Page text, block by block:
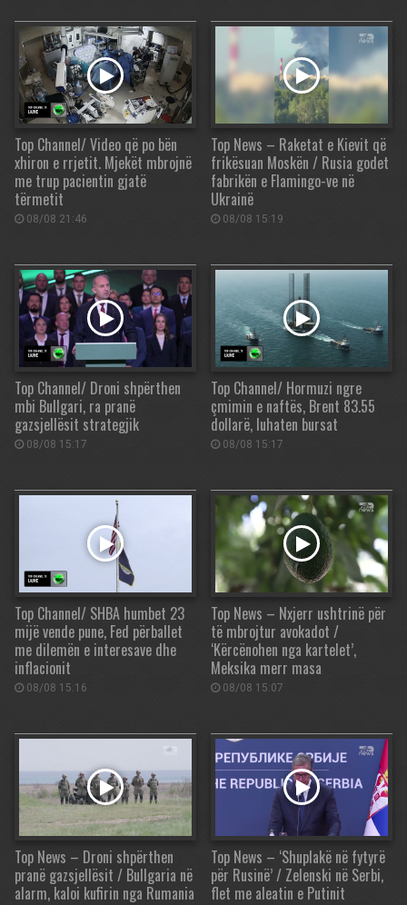
Top Channel/ Video që po bën
xhiron e rrjetit. Mjekët mbrojnë
me trup pacientin gjatë
tërmetit
08/08 21:46
Top News – Raketat e Kievit që
frikësuan Moskën / Rusia godet
fabrikën e Flamingo-ve në
Ukrainë
08/08 15:19
Top Channel/ Droni shpërthen
mbi Bullgari, ra pranë
gazsjellësit strategjik
08/08 15:17
Top Channel/ Hormuzi ngre
çmimin e naftës, Brent 83.55
dollarë, luhaten bursat
08/08 15:17
Top Channel/ SHBA humbet 23
mijë vende pune, Fed përballet
me dilemën e interesave dhe
inflacionit
08/08 15:16
Top News – Nxjerr ushtrinë për
të mbrojtur avokadot /
‘Kërcënohen nga kartelet’,
Meksika merr masa
08/08 15:07
Top News – Droni shpërthen
pranë gazsjellësit / Bullgaria në
alarm, kaloi kufirin nga Rumania
Top News – ‘Shuplakë në fytyrë
për Rusinë’ / Zelenski në Serbi,
flet me aleatin e Putinit